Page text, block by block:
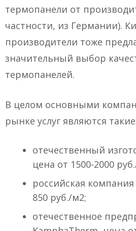
термопанели от
частности, из Германии).
производители тоже
значительный выбор
термопанелей.
В целом основными
рынке услуг являются
отечественный
цена от 1500-2000
российская
850 руб./м2;
отечественное